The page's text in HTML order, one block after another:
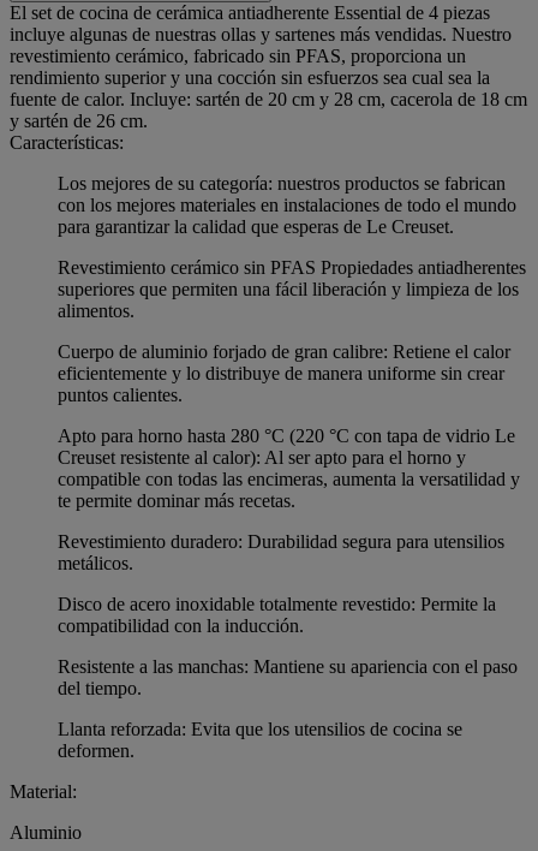
El set de cocina de cerámica antiadherente Essential de 4 piezas
incluye algunas de nuestras ollas y sartenes más vendidas. Nuestro
revestimiento cerámico, fabricado sin PFAS, proporciona un
rendimiento superior y una cocción sin esfuerzos sea cual sea la
fuente de calor. Incluye: sartén de 20 cm y 28 cm, cacerola de 18 cm
y sartén de 26 cm.
Características:
Los mejores de su categoría: nuestros productos se fabrican
con los mejores materiales en instalaciones de todo el mundo
para garantizar la calidad que esperas de Le Creuset.
Revestimiento cerámico sin PFAS Propiedades antiadherentes
superiores que permiten una fácil liberación y limpieza de los
alimentos.
Cuerpo de aluminio forjado de gran calibre: Retiene el calor
eficientemente y lo distribuye de manera uniforme sin crear
puntos calientes.
Apto para horno hasta 280 °C (220 °C con tapa de vidrio Le
Creuset resistente al calor): Al ser apto para el horno y
compatible con todas las encimeras, aumenta la versatilidad y
te permite dominar más recetas.
Revestimiento duradero: Durabilidad segura para utensilios
metálicos.
Disco de acero inoxidable totalmente revestido: Permite la
compatibilidad con la inducción.
Resistente a las manchas: Mantiene su apariencia con el paso
del tiempo.
Llanta reforzada: Evita que los utensilios de cocina se
deformen.
Material:
Aluminio